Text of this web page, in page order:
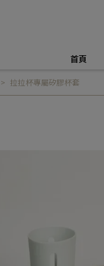
首頁
拉拉杯專屬矽膠杯套